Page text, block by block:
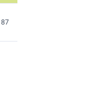
87